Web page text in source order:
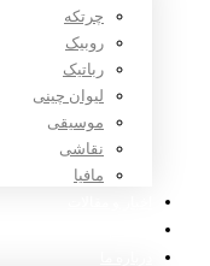
چرتکه
روبیک
رباتیک
لیوان چینی
موسیقی
نقاشی
مافیا